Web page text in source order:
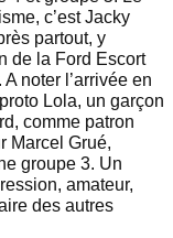
c’est Jacky
partout, y
de la Ford Escort
noter l’arrivée en
Lola, un garçon
comme patron
Marcel Grué,
groupe 3. Un
amateur,
des autres